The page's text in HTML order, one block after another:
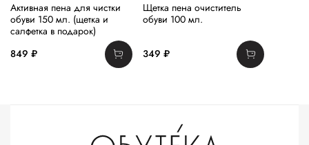
Активная пена для чистки
обуви 150 мл. (щетка и
салфетка в подарок)
849 ₽
Щетка пена очиститель
обуви 100 мл.
349 ₽